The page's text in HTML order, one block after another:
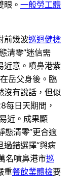
眼。 一般勞工體
前幾波巡迴健檢
清零”迷信需
近意。噴鼻港紫
岳父身後。臨
沒有說話，但似
每日天期間，
近。成果顯
態清零”更合適
過錯選擇“與病
名噴鼻港市巡
重餐飲業體檢要